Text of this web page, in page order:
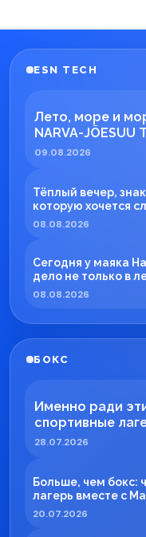
ESN TECH
Лето, море и
NARVA-JÕESUU
09.08.2026
Тёплый вечер,
которую хочется
08.08.2026
Сегодня у маяка
дело не только в
08.08.2026
БОКС
Именно ради
спортивные
28.07.2026
Больше, чем бокс:
лагерь вместе с
20.07.2026